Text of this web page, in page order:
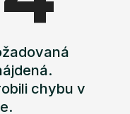
chybu v